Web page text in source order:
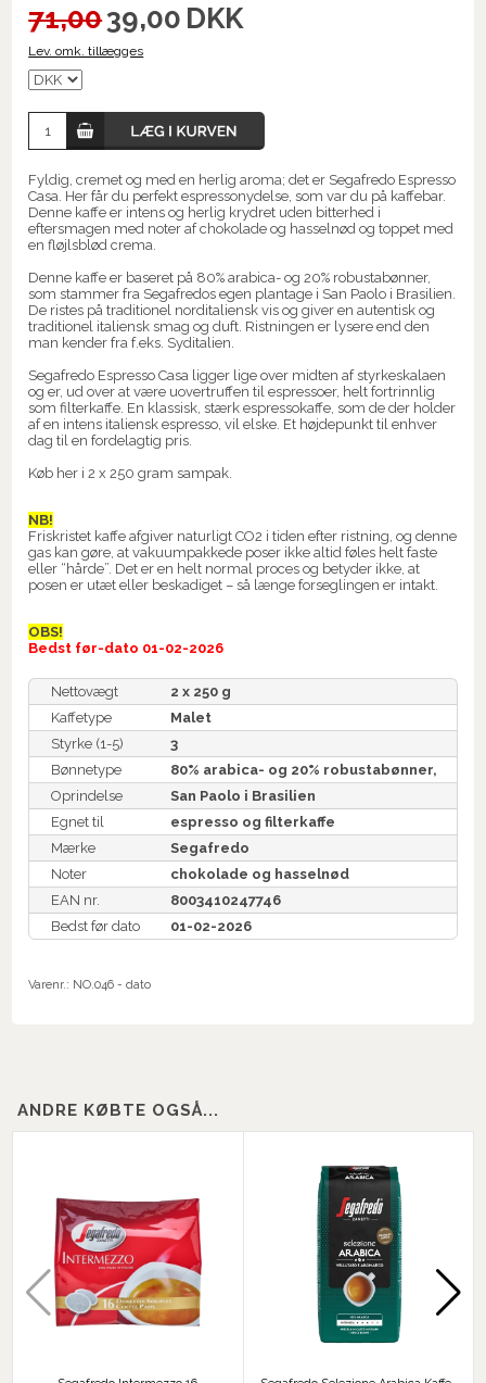
71,0039,00 DKK
Lev. omk. tillægges
Fyldig, cremet og med en herlig aroma; det er Segafredo Espresso
Casa. Her får du perfekt espressonydelse, som var du på kaffebar.
Denne kaffe er intens og herlig krydret uden bitterhed i
eftersmagen med noter af chokolade og hasselnød og toppet med
en fløjlsblød crema.
Denne kaffe er baseret på 80% arabica- og 20% robustabønner,
som stammer fra Segafredos egen plantage i San Paolo i Brasilien.
De ristes på traditionel norditaliensk vis og giver en autentisk og
traditionel italiensk smag og duft. Ristningen er lysere end den
man kender fra f.eks. Syditalien.
Segafredo Espresso Casa ligger lige over midten af styrkeskalaen
og er, ud over at være uovertruffen til espressoer, helt fortrinnlig
som filterkaffe. En klassisk, stærk espressokaffe, som de der holder
af en intens italiensk espresso, vil elske. Et højdepunkt til enhver
dag til en fordelagtig pris.
Køb her i 2 x 250 gram sampak.
NB!
Friskristet kaffe afgiver naturligt CO2 i tiden efter ristning, og denne
gas kan gøre, at vakuumpakkede poser ikke altid føles helt faste
eller “hårde”. Det er en helt normal proces og betyder ikke, at
posen er utæt eller beskadiget – så længe forseglingen er intakt.
OBS!
Bedst før-dato 01-02-2026
Nettovægt
2 x 250 g
Kaffetype
Malet
Styrke (1-5)
3
Bønnetype
80% arabica- og 20% robustabønner,
Oprindelse
San Paolo i Brasilien
Egnet til
espresso og filterkaffe
Mærke
Segafredo
Noter
chokolade og hasselnød
EAN nr.
8003410247746
Bedst før dato
01-02-2026
Varenr.: NO.046 - dato
ANDRE KØBTE OGSÅ...